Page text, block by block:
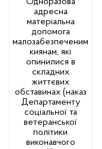
адресна
матеріальна
допомога
малозабезпеченим
киянам, які
опинилися в
складних
життєвих
обставинах (наказ
Департаменту
соціальної та
ветеранської
політики
виконавчого